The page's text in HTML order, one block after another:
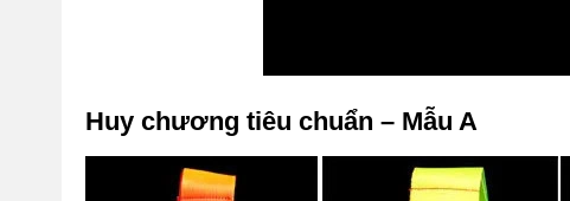
Huy chương tiêu chuẩn – Mẫu A